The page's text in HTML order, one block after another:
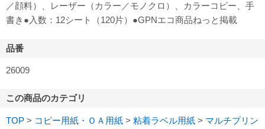
／顔料）、レーザー（カラー／モノクロ）、カラーコピー、手
書き●入数：12シート（120片）●GPNエコ商品ねっと掲載
品番
26009
この商品のカテゴリ
TOP > コピー用紙・ＯＡ用紙 > 粘着ラベル用紙 > マルチプリン